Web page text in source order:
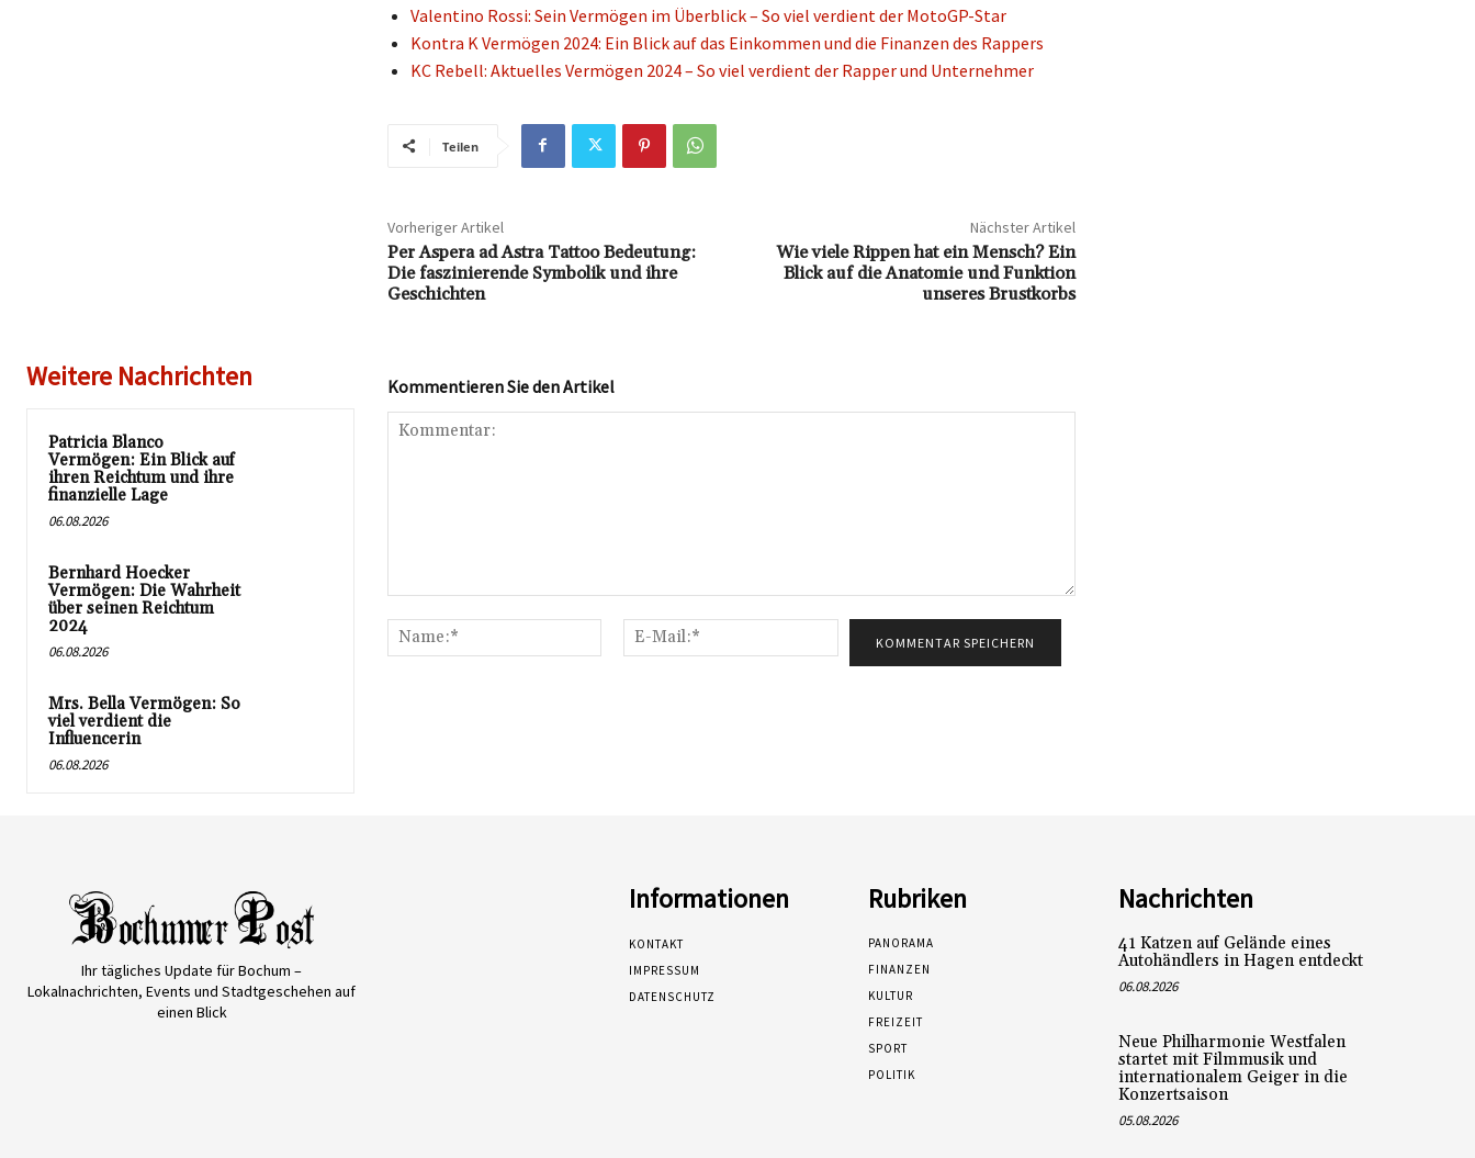
Valentino Rossi: Sein Vermögen im Überblick – So viel verdient der MotoGP-Star
Kontra K Vermögen 2024: Ein Blick auf das Einkommen und die Finanzen des Rappers
KC Rebell: Aktuelles Vermögen 2024 – So viel verdient der Rapper und Unternehmer
Teilen
Vorheriger Artikel
Per Aspera ad Astra Tattoo Bedeutung:
Die faszinierende Symbolik und ihre
Geschichten
Nächster Artikel
Wie viele Rippen hat ein Mensch? Ein
Blick auf die Anatomie und Funktion
unseres Brustkorbs
Weitere Nachrichten
Patricia Blanco
Vermögen: Ein Blick auf
ihren Reichtum und ihre
finanzielle Lage
06.08.2026
Bernhard Hoecker
Vermögen: Die Wahrheit
über seinen Reichtum
2024
06.08.2026
Mrs. Bella Vermögen: So
viel verdient die
Influencerin
06.08.2026
Kommentieren Sie den Artikel
Name:*
Mail:*
Ihr tägliches Update für Bochum –
Lokalnachrichten, Events und Stadtgeschehen auf
einen Blick
Informationen
KONTAKT
IMPRESSUM
DATENSCHUTZ
Rubriken
PANORAMA
FINANZEN
KULTUR
FREIZEIT
SPORT
POLITIK
Nachrichten
41 Katzen auf Gelände eines
Autohändlers in Hagen entdeckt
06.08.2026
Neue Philharmonie Westfalen
startet mit Filmmusik und
internationalem Geiger in die
Konzertsaison
05.08.2026